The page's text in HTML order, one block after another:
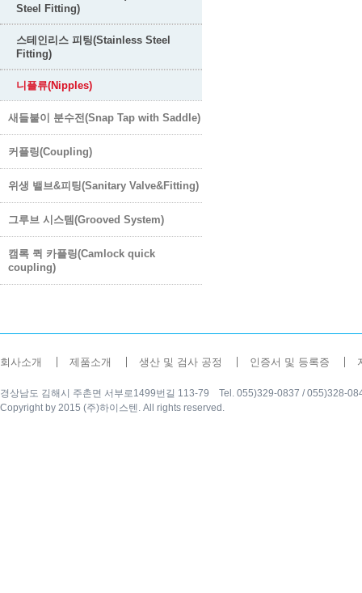
Steel Fitting)
스테인리스 피팅(Stainless Steel
Fitting)
니플류(Nipples)
새들붙이 분수전(Snap Tap with Saddle)
커플링(Coupling)
위생 밸브&피팅(Sanitary Valve&Fitting)
그루브 시스템(Grooved System)
캠록 퀵 카플링(Camlock quick
coupling)
회사소개 제품소개 생산 및 검사 공정 인증서 및 등록증
경상남도 김해시 주촌면 서부로1499번길 113-79 Tel. 055)329-0837 / 055)328-
Copyright by 2015 (주)하이스텐. All rights reserved.